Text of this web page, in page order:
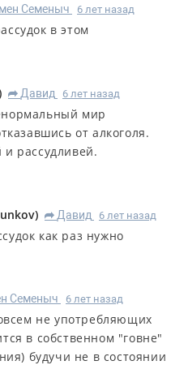
Семеныч 6 лет назад
в этом
R Дaвид 6 лет назад
мир
от алкоголя.
рассудливей.
) R Дaвид 6 лет назад
как раз нужно
Семеныч 6 лет назад
не употребляющих
в собственном "говне"
будучи не в состоянии